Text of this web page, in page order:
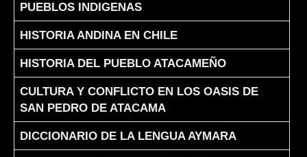
PUEBLOS INDIGENAS
HISTORIA ANDINA EN CHILE
HISTORIA DEL PUEBLO ATACAMEÑO
CULTURA Y CONFLICTO EN LOS OASIS DE
SAN PEDRO DE ATACAMA
DICCIONARIO DE LA LENGUA AYMARA